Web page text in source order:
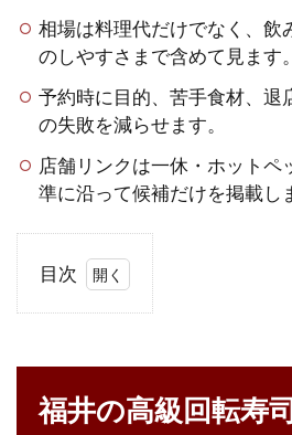
相場は料理代だけでなく、飲
のしやすさまで含めて見ます。
予約時に目的、苦手食材、退
の失敗を減らせます。
店舗リンクは一休・ホットペ
準に沿って候補だけを掲載し
目次
高
級
福井の高級回転寿